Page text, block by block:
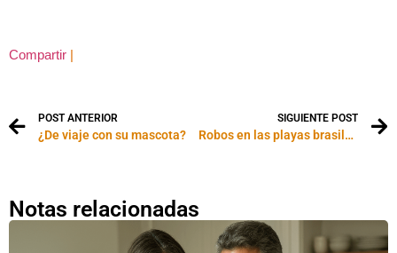
Compartir
POST ANTERIOR
¿De viaje con su mascota?
SIGUIENTE POST
Robos en las playas brasileñas: como prevenirse
Notas relacionadas